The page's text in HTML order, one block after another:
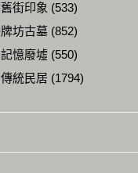
舊街印象 (533)
牌坊古墓 (852)
記憶廢墟 (550)
傳統民居 (1794)